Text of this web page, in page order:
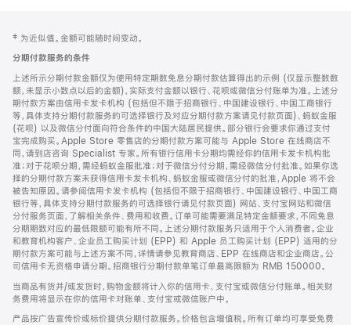
页
页
脚
注
‡ 为近似值。金额可能随时间变动。
分期付款服务的条件
上述所示分期付款金额仅为使用特定期数免息分期付款估算得出的示例 (仅显示整数数
额，未显示小数点以后的金额)，实际支付金额以银行、花呗或微信分付账单为准。上述分
期付款方案由信用卡发卡机构 (包括但不限于招商银行、中国建设银行、中国工商银行
等，具体支持分期付款服务的可选择银行及对应分期付款方案请见付款页面)、蚂蚁金服
(花呗) 以及微信分付面向符合条件的中国大陆居民提供。部分银行会要求你通过支付
宝完成购买。Apple Store 零售店的分期付款方案可能与 Apple Store 在线商店不
同，请到店咨询 Specialist 专家。所有银行信用卡分期均需经你的信用卡发卡机构批
准；对于花呗分期，需经蚂蚁金服批准；对于微信分付分期，需经微信分付批准。如果你选
择的分期付款方案未获得信用卡发卡机构、蚂蚁金服或微信分付的批准，Apple 将不会
被告知原因。请参阅信用卡发卡机构 (包括但不限于招商银行、中国建设银行、中国工商
银行等，具体支持分期付款服务的可选择银行请见付款页面) 网站、支付宝网站和微信
分付服务页面，了解相关条件、费用和收费。订单可能需要满足特定金额要求，不同免息
分期期数对应的最低限额可能有所不同。上述分期付款服务只适用于个人消费者。企业
和教育机构客户、企业员工购买计划 (EPP) 和 Apple 员工购买计划 (EPP) 适用的分
期付款方案可能与上述方案不同，详情请参见教育商店、EPP 在线商店和企业商店。公
司信用卡无资格申请分期。招商银行分期付款单笔订单最高限额为 RMB 150000。
当商品有货并/或发货时，购物金额将计入你的信用卡、支付宝或微信分付账单。相关财
务费用将显示在你的信用卡对账单、支付宝或微信账户中。
产品按广告宣传价或标价提供分期付款服务。价格包含增值税。所有订单均可享受免费